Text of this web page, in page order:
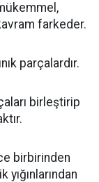
farkeder.
parçalardır.
birleştirip
birbirinden